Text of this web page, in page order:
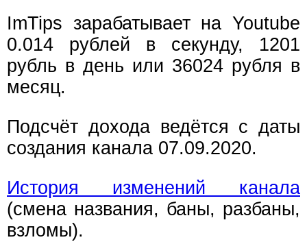
ImTips зарабатывает на Youtube
0.014 рублей в секунду, 1201
рубль в день или 36024 рубля в
месяц.
Подсчёт дохода ведётся с даты
создания канала 07.09.2020.
История изменений канала
(смена названия, баны, разбаны,
взломы).